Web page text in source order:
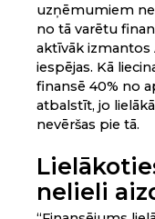
uzņēmumiem
no tā varētu
aktīvāk izmantos
iespējas. Kā
finansē 40% no
atbalstīt, jo
nevēršas pie tā.
nelieli